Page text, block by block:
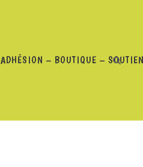
ADHÉSION – BOUTIQUE –